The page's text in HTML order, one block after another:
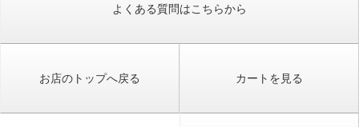
よくある質問はこちらから
お店のトップへ戻る カートを見る